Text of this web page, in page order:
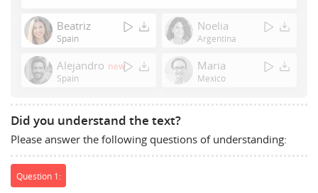
Enter
or
to
show
Beatriz
Spain
Noelia
Argentina
Alejandro new
Spain
Maria
Mexico
Did you understand the text?
Please answer the following questions of understanding:
Question 1: